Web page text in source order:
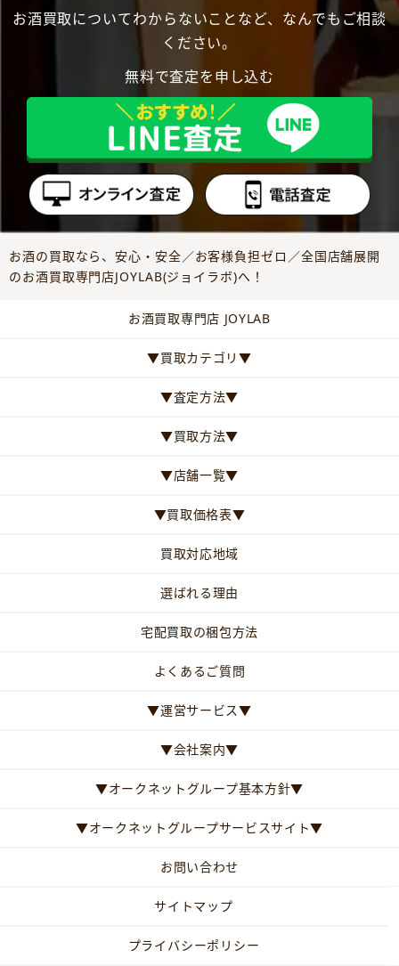
お酒買取についてわからないことなど、なんでもご相談
ください。
無料で査定を申し込む
お酒の買取なら、安心・安全／お客様負担ゼロ／全国店舗展開
のお酒買取専門店JOYLAB(ジョイラボ)へ！
お酒買取専門店 JOYLAB
▼買取カテゴリ▼
▼査定方法▼
▼買取方法▼
▼店舗一覧▼
▼買取価格表▼
買取対応地域
選ばれる理由
宅配買取の梱包方法
よくあるご質問
▼運営サービス▼
▼会社案内▼
▼オークネットグループ基本方針▼
▼オークネットグループサービスサイト▼
お問い合わせ
サイトマップ
プライバシーポリシー